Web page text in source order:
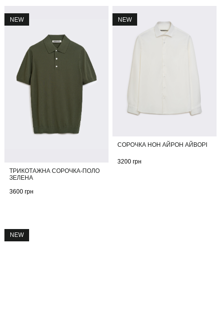
ТРИКОТАЖНА СОРОЧКА-ПОЛО
ЗЕЛЕНА
3600 грн
NEW
СОРОЧКА НОН АЙРОН АЙВОРІ
3200 грн
NEW
NEW